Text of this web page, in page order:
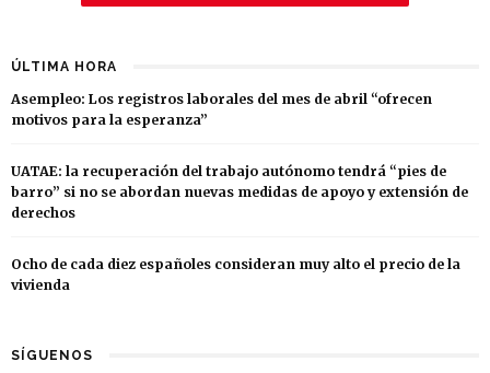
ÚLTIMA HORA
Asempleo: Los registros laborales del mes de abril “ofrecen
motivos para la esperanza”
UATAE: la recuperación del trabajo autónomo tendrá “pies de
barro” si no se abordan nuevas medidas de apoyo y extensión de
derechos
Ocho de cada diez españoles consideran muy alto el precio de la
vivienda
SÍGUENOS